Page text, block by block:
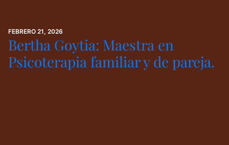
FEBRERO 21, 2026
Bertha Goytia: Maestra en
Psicoterapia familiar y de pareja.